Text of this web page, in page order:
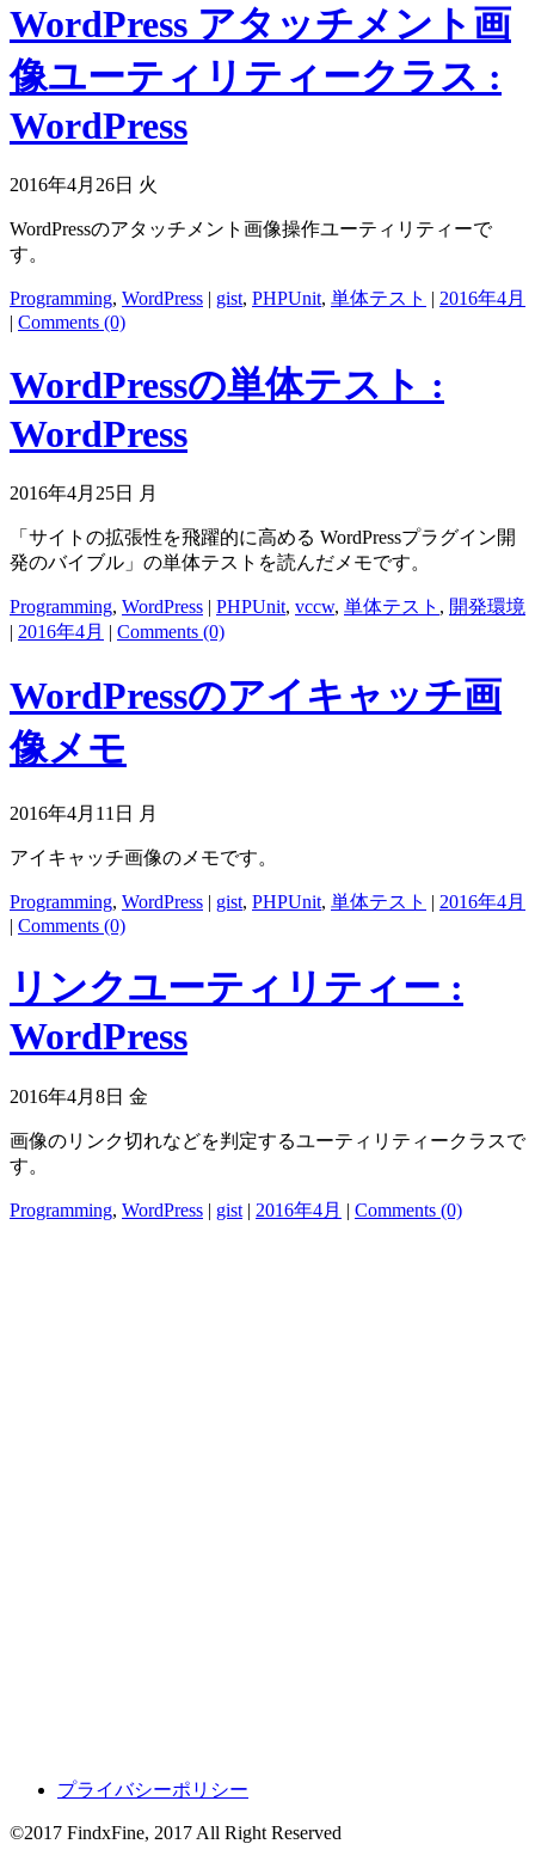
WordPress アタッチメント画
像ユーティリティークラス :
WordPress
2016年4月26日 火
WordPressのアタッチメント画像操作ユーティリティーで
す。
Programming, WordPress | gist, PHPUnit, 単体テスト | 2016年4月
| Comments (0)
WordPressの単体テスト :
WordPress
2016年4月25日 月
「サイトの拡張性を飛躍的に高める WordPressプラグイン開
発のバイブル」の単体テストを読んだメモです。
Programming, WordPress | PHPUnit, vccw, 単体テスト , 開発環境
| 2016年4月 | Comments (0)
WordPressのアイキャッチ画
像メモ
2016年4月11日 月
アイキャッチ画像のメモです。
Programming, WordPress | gist, PHPUnit, 単体テスト | 2016年4月
| Comments (0)
リンクユーティリティー :
WordPress
2016年4月8日 金
画像のリンク切れなどを判定するユーティリティークラスで
す。
Programming, WordPress | gist | 2016年4月 | Comments (0)
プライバシーポリシー
©2017 FindxFine, 2017 All Right Reserved